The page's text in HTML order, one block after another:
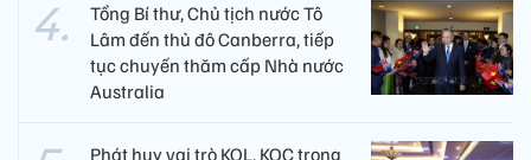
Tổng Bí thư, Chủ tịch nước Tô
Lâm đến thủ đô Canberra, tiếp
tục chuyến thăm cấp Nhà nước
Australia
Phát huy vai trò KOL, KOC trong